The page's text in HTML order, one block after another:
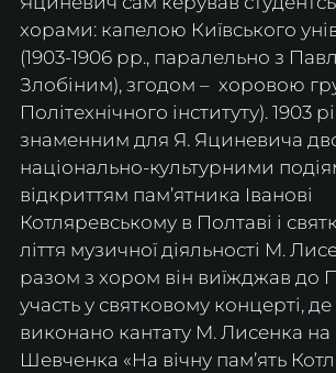
хорами: капелою Київського
(1903-1906 рр., паралельно з
Злобіним), згодом –  хоровою
Політехнічного інституту). 1903
знаменним для Я. Яциневича
національно-культурними
відкриттям пам’ятника Іванові
Котляревському в Полтаві і
ліття музичної діяльності М.
разом з хором він виїжджав до
участь у святковому концерті,
виконано кантату М. Лисенка на
Шевченка «На вічну пам’ять